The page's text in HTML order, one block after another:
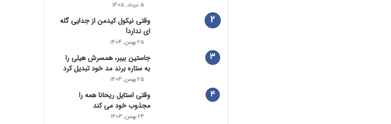
5 مرداد, 1405
وقتی نیکول کیدمن از جدایی گله
ای ندارد!
25 بهمن, 1404
جاستین بیبر، همسرش هیلی را
به ستاره برند مد خود تبدیل کرد
25 بهمن, 1404
وقتی استایل ریحانا همه را
مجذوب خود می‌ کند
24 بهمن, 1404